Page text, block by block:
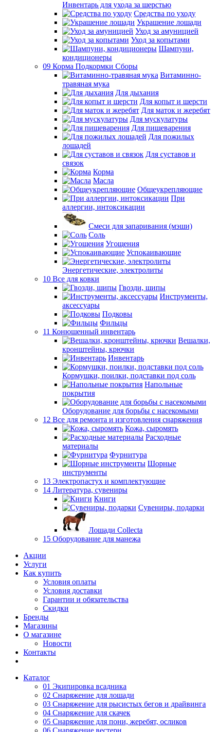
Инвентарь для ухода за шерстью
Средства по уходу
Украшение лошади
Уход за амуницией
Уход за копытами
Шампуни,
кондиционеры
09 Корма Подкормки Сборы
Витаминно-
травяная мука
Для дыхания
Для копыт и шерсти
Для маток и жеребят
Для мускулатуры
Для пищеварения
Для пожилых
лошадей
Для суставов и
связок
Корма
Масла
Общеукрепляющие
При
аллергии, интоксикации
Смеси для запаривания (мэши)
Соль
Угощения
Успокаивающие
Энергетические, электролиты
10 Все для ковки
Гвозди, шипы
Инструменты,
аксессуары
Подковы
Фильцы
11 Конюшенный инвентарь
Вешалки,
кронштейны, крючки
Инвентарь
Кормушки, поилки, подставки под соль
Напольные
покрытия
Оборудование для борьбы с насекомыми
12 Все для ремонта и изготовления снаряжения
Кожа, сыромять
Расходные
материалы
Фурнитура
Шорные
инструменты
13 Электропастух и комплектующие
14 Литература, сувениры
Книги
Сувениры, подарки
Лошади Collecta
15 Оборудование для манежа
Акции
Услуги
Как купить
Условия оплаты
Условия доставки
Гарантии и обязательства
Скидки
Бренды
Магазины
О магазине
Новости
Контакты
Каталог
01 Экипировка всадника
02 Снаряжение для лошади
03 Снаряжение для рысистых бегов и драйвинга
04 Снаряжение для скачек
05 Снаряжение для пони, жеребят, осликов
06 Снаряжение вестерн